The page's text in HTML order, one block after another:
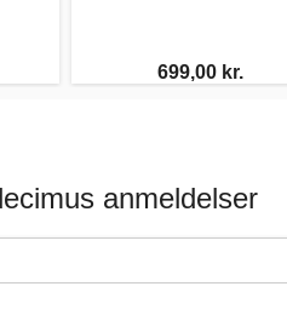
699,00 kr.
anmeldelser